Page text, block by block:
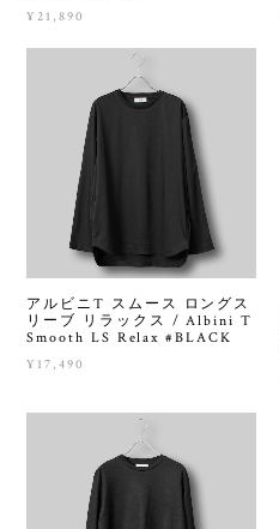
¥21,890
アルビニT スムース ロングス
リーブ リラックス / Albini T
Smooth LS Relax #BLACK
¥17,490